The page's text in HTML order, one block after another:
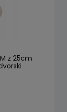
z 25cm